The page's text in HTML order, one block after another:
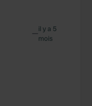
—il y a 5
mois